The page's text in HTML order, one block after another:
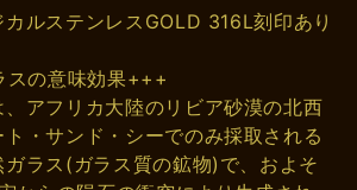
ルステンレスGOLD 316L刻印あり
の意味効果+++
、アフリカ大陸のリビア砂漠の北西
・サンド・シーでのみ採取される
ラス(ガラス質の鉱物)で、およそ